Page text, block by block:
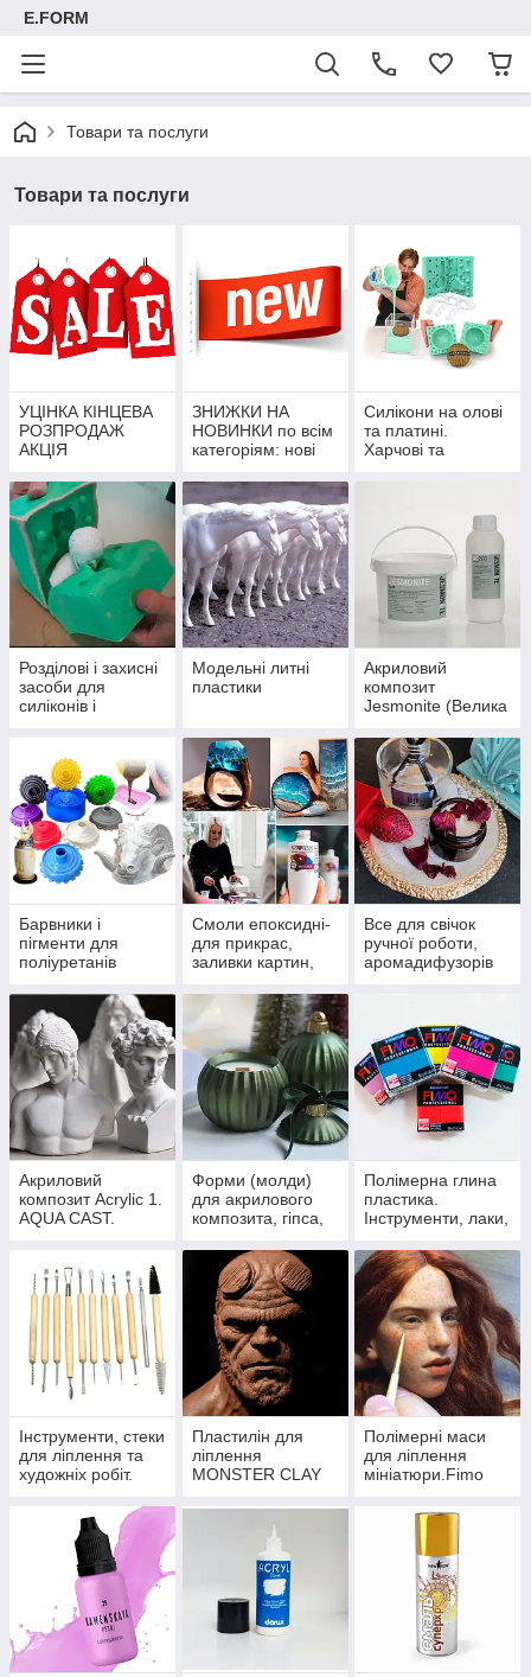
E.FORM
Товари та послуги
Товари та послуги
УЦІНКА КІНЦЕВА
РОЗПРОДАЖ
АКЦІЯ
ЗНИЖКИ НА
НОВИНКИ по всім
категоріям: нові
надходження.
Тимчасові знижки
на новинки.
Силікони на олові
та платині.
Харчові та
Барвники.
Розділові і захисні
засоби для
силіконів і
Модельні литні
пластики
Акриловий
композит
Jesmonite (Велика
каменю, барвники
Барвники і
пігменти для
поліуретанів
Смоли епоксидні-
для прикрас,
заливки картин,
Барвники,
пігменти, молди.
Все для свічок
ручної роботи,
аромадифузорів
Акриловий
композит Acrylic 1.
AQUA CAST.
Форми (молди)
для акрилового
композита, гіпса,
Полімерна глина
пластика.
Інструменти, лаки,
пігменти.
Інструменти, стеки
для ліплення та
художніх робіт.
килимки для
Пластилін для
ліплення
MONSTER CLAY
CosClay.
Пластилін.
Епоксидний
самозастигаючий
Полімерні маси
для ліплення
мініатюри.Fimo
ЛаДолл LivingDoll
PaperClay
SuperSculpey